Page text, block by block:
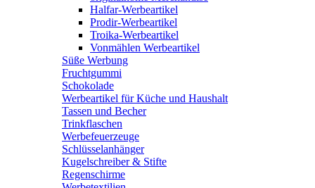
Halfar-Werbeartikel
Prodir-Werbeartikel
Troika-Werbeartikel
Vonmählen Werbeartikel
Süße Werbung
Fruchtgummi
Schokolade
Werbeartikel für Küche und Haushalt
Tassen und Becher
Trinkflaschen
Werbefeuerzeuge
Schlüsselanhänger
Kugelschreiber & Stifte
Regenschirme